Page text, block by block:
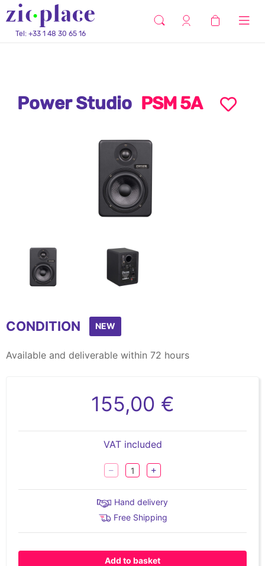
Tel: +33 1 48 30 65 16
Power Studio PSM 5A
of
CONDITION NEW
Available and deliverable within 72 hours
155,00 €
VAT included
Hand delivery
Free Shipping
Add to basket